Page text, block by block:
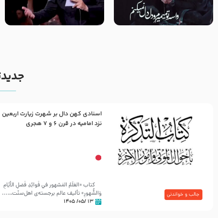
مصداق کربلا – حاج حسین سیب
شور ، حسینا! به‌ حق زهرا «أُنْظُرْ
إِلَینا» – عزاداری شب هفتم ماه
جالب و خواندنی
اسنادی کهن دال بر شهرت زیارت اربعین
نزد امامیه در قرن ۶ و ۷ هجری
کتاب «العَلَمُ المَشهور في فَوائِدِ فَضلِ الأيّامِ
وَالشُّهورِ» تألیف عالم برجسته‌ی اهل‌سنّت…...
۱۳ /۰۵/ ۱۴۰۵